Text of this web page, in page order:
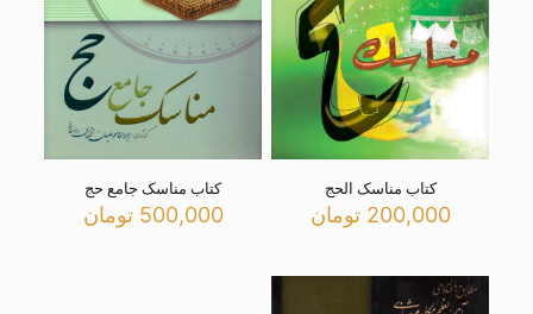
کتاب مناسک الحج
200,000 تومان
کتاب مناسک جامع حج
500,000 تومان